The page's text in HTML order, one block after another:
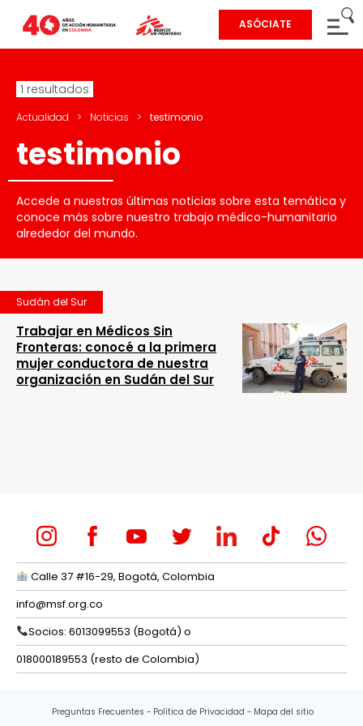
ASÓCIATE
1 resultados
Actualidad > Noticias > testimonio
testimonio
Accede a nuestras últimas noticias sobre esta temática y
conoce más sobre nuestro trabajo médico-humanitario
alrededor del mundo.
Sudán del Sur
Trabajar en Médicos Sin
Fronteras: conocé a la primera
mujer conductora de nuestra
organización en Sudán del Sur
Calle 37 #16-29, Bogotá, Colombia
info@msf.org.co
Socios: 6013099553 (Bogotá) o
018000189553 (resto de Colombia)
Preguntas Frecuentes Política de Privacidad Mapa del sitio